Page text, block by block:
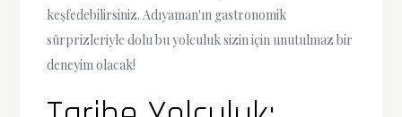
keşfedebilirsiniz. Adıyaman'ın gastronomik
sürprizleriyle dolu bu yolculuk sizin için unutulmaz bir
deneyim olacak!